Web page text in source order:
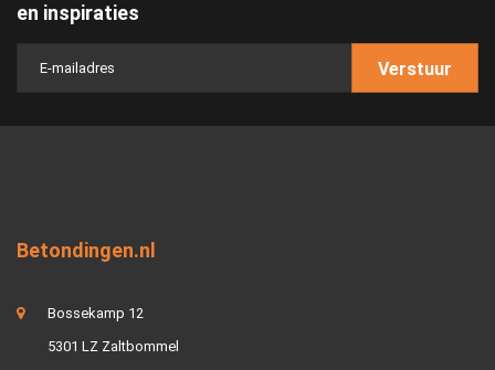
en inspiraties
Verstuur
Betondingen.nl
Bossekamp 12
5301 LZ Zaltbommel